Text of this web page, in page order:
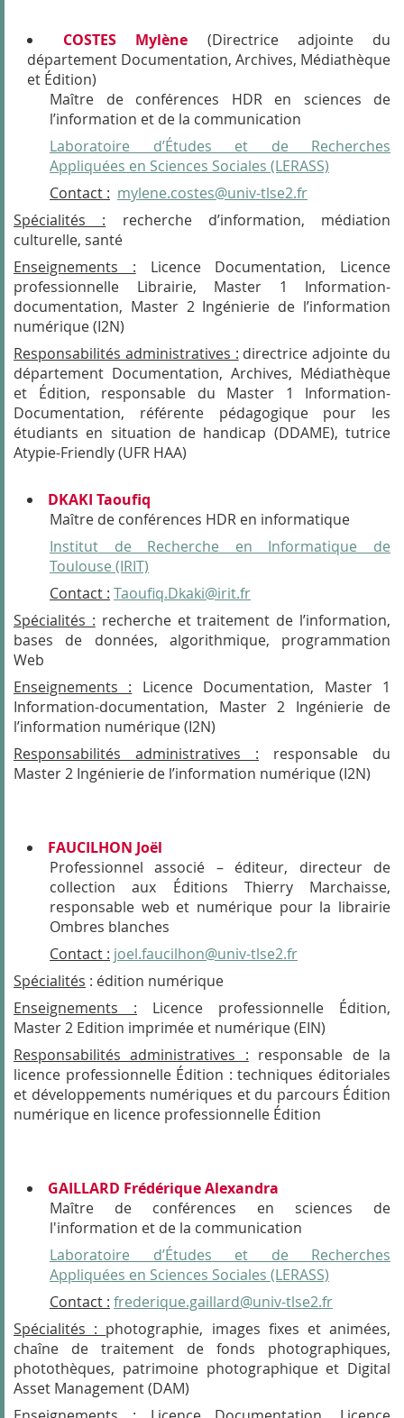
COSTES Mylène (Directrice adjointe du
département Documentation, Archives, Médiathèque
et Édition)
Maître de conférences HDR en sciences de
l’information et de la communication
Laboratoire d’Études et de Recherches
Appliquées en Sciences Sociales (LERASS)
Contact : mylene.costes@univ-tlse2.fr
Spécialités : recherche d’information, médiation
culturelle, santé
Enseignements : Licence Documentation, Licence
professionnelle Librairie, Master 1 Information-
documentation, Master 2 Ingénierie de l’information
numérique (I2N)
Responsabilités administratives : directrice adjointe du
département Documentation, Archives, Médiathèque
et Édition, responsable du Master 1 Information-
Documentation, référente pédagogique pour les
étudiants en situation de handicap (DDAME), tutrice
Atypie-Friendly (UFR HAA)
DKAKI Taoufiq
Maître de conférences HDR en informatique
Institut de Recherche en Informatique de
Toulouse (IRIT)
Contact : Taoufiq.Dkaki@irit.fr
Spécialités : recherche et traitement de l’information,
bases de données, algorithmique, programmation
Web
Enseignements : Licence Documentation, Master 1
Information-documentation, Master 2 Ingénierie de
l’information numérique (I2N)
Responsabilités administratives : responsable du
Master 2 Ingénierie de l’information numérique (I2N)
FAUCILHON Joël
Professionnel associé – éditeur, directeur de
collection aux Éditions Thierry Marchaisse,
responsable web et numérique pour la librairie
Ombres blanches
Contact : joel.faucilhon@univ-tlse2.fr
Spécialités : édition numérique
Enseignements : Licence professionnelle Édition,
Master 2 Edition imprimée et numérique (EIN)
Responsabilités administratives : responsable de la
licence professionnelle Édition : techniques éditoriales
et développements numériques et du parcours Édition
numérique en licence professionnelle Édition
GAILLARD Frédérique Alexandra
Maître de conférences en sciences de
l'information et de la communication
Laboratoire d’Études et de Recherches
Appliquées en Sciences Sociales (LERASS)
Contact : frederique.gaillard@univ-tlse2.fr
Spécialités : photographie, images fixes et animées,
chaîne de traitement de fonds photographiques,
photothèques, patrimoine photographique et Digital
Asset Management (DAM)